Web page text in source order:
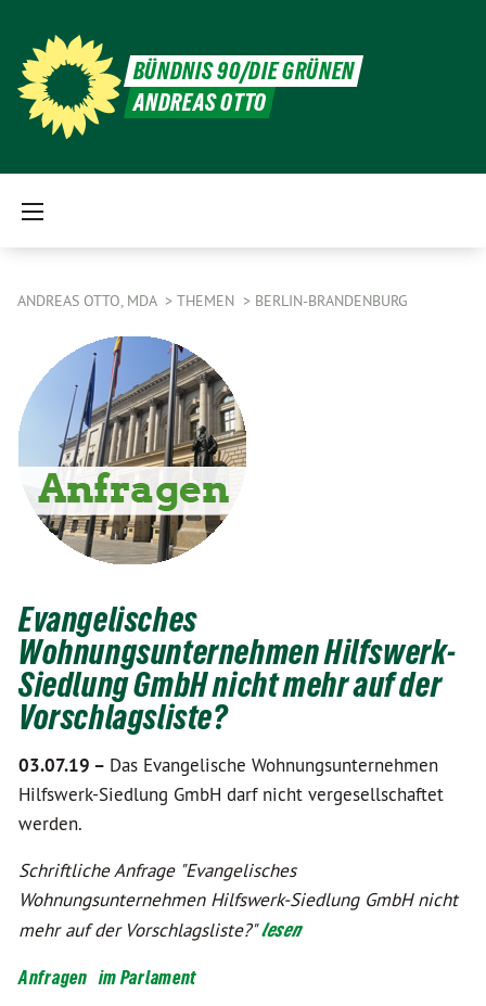
BÜNDNIS 90/DIE GRÜNEN
ANDREAS OTTO
ANDREAS OTTO, MDA THEMEN BERLIN-BRANDENBURG
Evangelisches
Wohnungsunternehmen Hilfswerk-
Siedlung GmbH nicht mehr auf der
Vorschlagsliste?
03.07.19 – Das Evangelische Wohnungsunternehmen
Hilfswerk-Siedlung GmbH darf nicht vergesellschaftet
werden.
Schriftliche Anfrage "Evangelisches
Wohnungsunternehmen Hilfswerk-Siedlung GmbH nicht
mehr auf der Vorschlagsliste?"lesen
Anfragen im Parlament